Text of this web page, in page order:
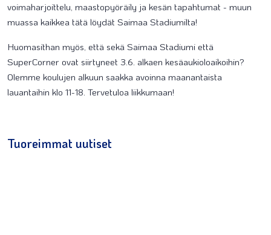
voimaharjoittelu, maastopyöräily ja kesän tapahtumat - muun
muassa kaikkea tätä löydät Saimaa Stadiumilta!
Huomasithan myös, että sekä Saimaa Stadiumi että
SuperCorner ovat siirtyneet 3.6. alkaen kesäaukioloaikoihin?
Olemme koulujen alkuun saakka avoinna maanantaista
lauantaihin klo 11-18. Tervetuloa liikkumaan!
Tuoreimmat uutiset